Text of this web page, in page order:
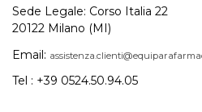
Sede Legale: Corso Italia 22
20122 Milano (MI)
Email:
Tel : +39 0524.50.94.05